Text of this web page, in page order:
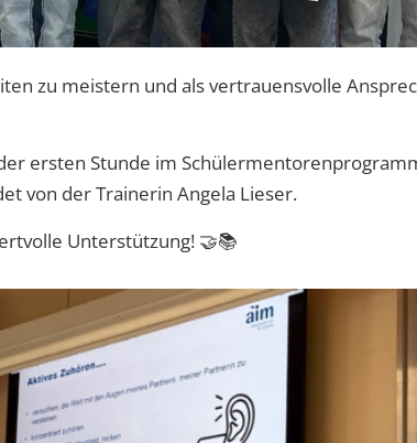
zu meistern und als vertrauensvolle
ersten Stunde im
von der Trainerin Angela Lieser.
Unterstützung! 🤝📚